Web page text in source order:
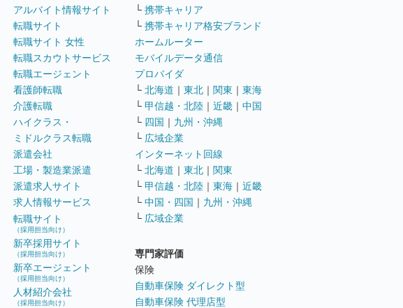
アルバイト情報サイト
転職サイト
転職サイト 女性
転職スカウトサービス
転職エージェント
看護師転職
介護転職
ハイクラス・
ミドルクラス転職
派遣会社
工場・製造業派遣
派遣求人サイト
求人情報サービス
転職サイト
（採用担当向け）
新卒採用サイト
（採用担当向け）
新卒エージェント
（採用担当向け）
人材紹介会社
（採用担当向け）
└ 携帯キャリア
└ 携帯キャリア格安ブランド
ホームルーター
モバイルデータ通信
プロバイダ
└ 北海道 ｜ 東北 ｜ 関東 ｜ 東海
└ 甲信越・北陸 ｜ 近畿 ｜ 中国
└ 四国 ｜ 九州・沖縄
└ 広域企業
インターネット回線
└ 北海道 ｜ 東北 ｜ 関東
└ 甲信越・北陸 ｜ 東海 ｜ 近畿
└ 中国・四国 ｜ 九州・沖縄
└ 広域企業
専門家評価
保険
自動車保険 ダイレクト型
自動車保険 代理店型